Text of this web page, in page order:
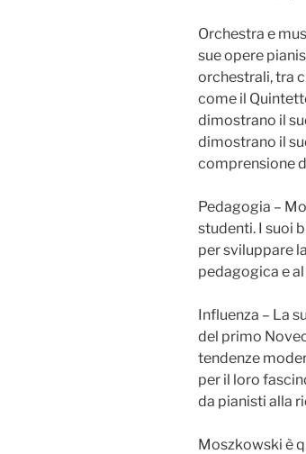
Orchestra e
sue opere
orchestrali, tra
come il
dimostrano il
dimostrano il
comprensione
Pedagogia –
studenti. I suoi
per sviluppare
pedagogica e
Influenza – La
del primo
tendenze
per il loro
da pianisti alla
Moszkowski è